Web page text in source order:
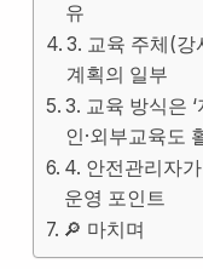
유
3. 교육 주체(강
계획의 일부
3. 교육 방식은
인·외부교육도
4. 안전관리자가
운영 포인트
🔎 마치며